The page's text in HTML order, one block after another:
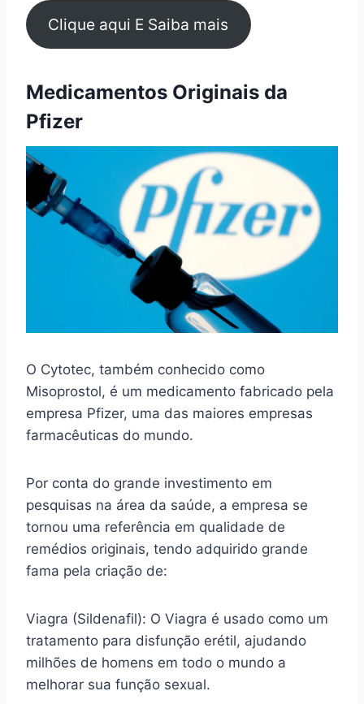
Clique aqui E Saiba mais
Medicamentos Originais da
Pfizer
O Cytotec, também conhecido como
Misoprostol, é um medicamento fabricado pela
empresa Pfizer, uma das maiores empresas
farmacêuticas do mundo.
Por conta do grande investimento em
pesquisas na área da saúde, a empresa se
tornou uma referência em qualidade de
remédios originais, tendo adquirido grande
fama pela criação de:
Viagra (Sildenafil): O Viagra é usado como um
tratamento para disfunção erétil, ajudando
milhões de homens em todo o mundo a
melhorar sua função sexual.